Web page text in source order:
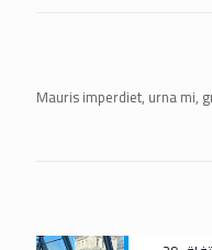
Mauris imperdiet, urna mi,